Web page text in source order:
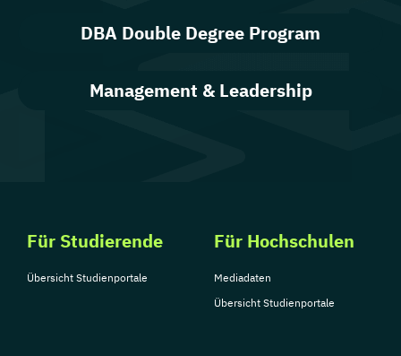
DBA Double Degree Program
Management & Leadership
Für Studierende
Übersicht Studienportale
Für Hochschulen
Mediadaten
Übersicht Studienportale